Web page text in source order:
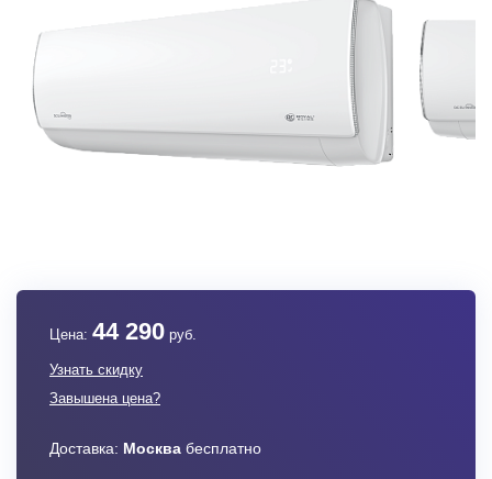
Цена: 44 290 руб.
Узнать скидку
Завышена цена?
Доставка: Москва бесплатно